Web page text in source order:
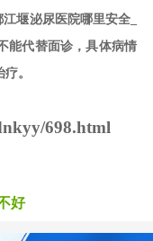
堰泌尿医院哪里安全_
能代替面诊，具体病情
。
698.html
好